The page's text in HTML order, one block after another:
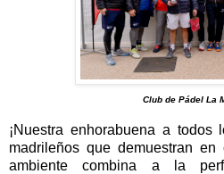
Club de Pádel La
¡Nuestra enhorabuena a todos
madrileños que demuestran
ambiente combina a la